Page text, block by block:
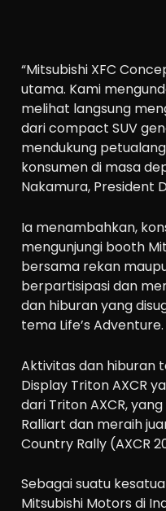
“Mitsubishi XFC
utama. Kami
melihat langsung
dari compact SUV
mendukung
konsumen di masa
Nakamura, President
Ia menambahkan,
mengunjungi booth
bersama rekan
berpartisipasi dan
dan hiburan yang
tema Life’s Adventure.
Aktivitas dan hiburan
Display Triton AXCR
dari Triton AXCR,
Ralliart dan meraih
Country Rally (AXCR
Sebagai suatu
Mitsubishi Motors di